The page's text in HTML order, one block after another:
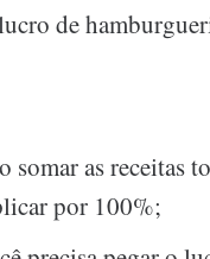
de
as receitas
por 100%;